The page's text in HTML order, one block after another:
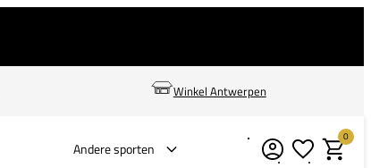
Winkel Antwerpen
Andere sporten Verlanglijstje
0